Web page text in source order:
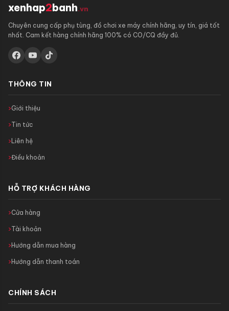
xenhap2banh.vn
Chuyên cung cấp phụ tùng, đồ chơi xe máy chính hãng, uy tín, giá tốt
nhất. Cam kết hàng chính hãng 100% có CO/CQ đầy đủ.
THÔNG TIN
Giới thiệu
Tin tức
Liên hệ
Điều khoản
HỖ TRỢ KHÁCH HÀNG
Cửa hàng
Tài khoản
Hướng dẫn mua hàng
Hướng dẫn thanh toán
CHÍNH SÁCH